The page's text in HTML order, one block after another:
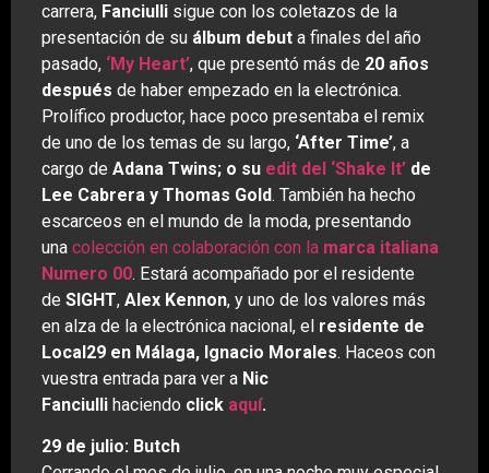
carrera, Fanciulli sigue con los coletazos de la
presentación de su álbum debut a finales del año
pasado, ‘My Heart’, que presentó más de 20 años
después de haber empezado en la electrónica.
Prolífico productor, hace poco presentaba el remix
de uno de los temas de su largo, ‘After Time’, a
cargo de Adana Twins; o su edit del ‘Shake It’ de
Lee Cabrera y Thomas Gold. También ha hecho
escarceos en el mundo de la moda, presentando
una colección en colaboración con la marca italiana
Numero 00. Estará acompañado por el residente
de SIGHT, Alex Kennon, y uno de los valores más
en alza de la electrónica nacional, el residente de
Local29 en Málaga, Ignacio Morales. Haceos con
vuestra entrada para ver a Nic
Fanciulli haciendo click aquí.
29 de julio: Butch